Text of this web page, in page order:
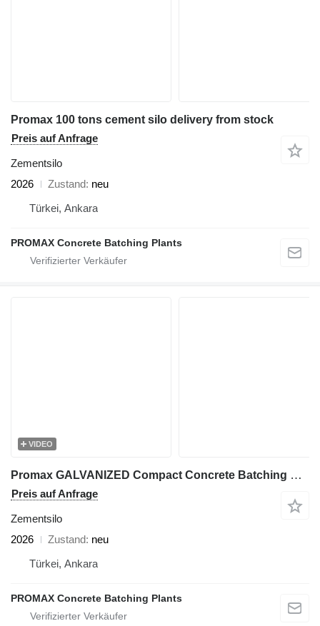
Promax 100 tons cement silo delivery from stock
Preis auf Anfrage
Zementsilo
2026
Zustand neu
Türkei, Ankara
PROMAX Concrete Batching Plants
VIDEO
Promax GALVANIZED Compact Concrete Batching Plant C120-TWN-LINE (120m3/
Preis auf Anfrage
Zementsilo
2026
Zustand neu
Türkei, Ankara
PROMAX Concrete Batching Plants